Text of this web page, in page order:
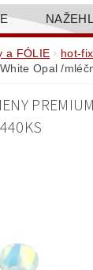
E-SHOP
a FÓLIE hot-
Opal /